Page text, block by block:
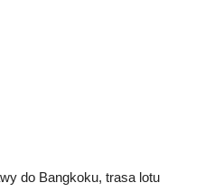
do Bangkoku, trasa lotu